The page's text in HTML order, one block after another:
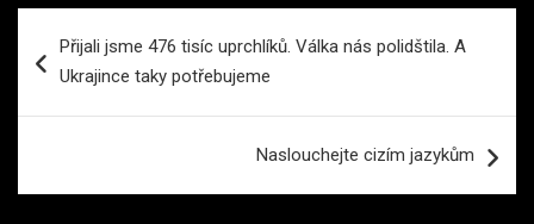
proPřijali jsme 476 tisíc uprchlíků. Válka nás polidštila. A
Ukrajince taky potřebujeme
Naslouchejte cizím jazykům